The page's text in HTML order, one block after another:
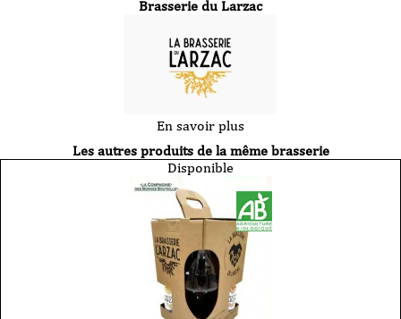
Brasserie du Larzac
En savoir plus
Les autres produits de la même brasserie
Disponible